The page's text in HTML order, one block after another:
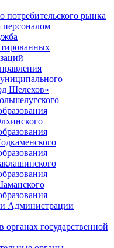
потребительского рынка
персоналом
Шелехов»
Администрации
органах государственной